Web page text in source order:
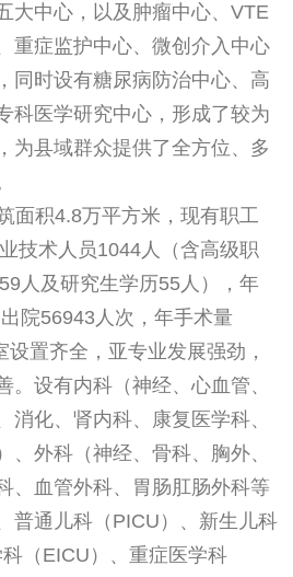
大中心，以及肿瘤中心、VTE
重症监护中心、微创介入中心
同时设有糖尿病防治中心、高
科医学研究中心，形成了较为
为县域群众提供了全方位、多
面积4.8万平方米，现有职工
技术人员1044人（含高级职
人及研究生学历55人），年
院56943人次，年手术量
置齐全，亚专业发展强劲，
。设有内科（神经、心血管、
消化、肾内科、康复医学科、
、外科（神经、骨科、胸外、
、血管外科、胃肠肛肠外科等
普通儿科（PICU）、新生儿科
科（EICU）、重症医学科